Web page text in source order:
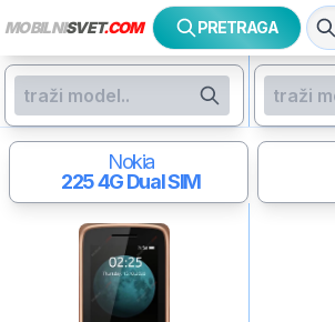
MOBILNISVET.COM PRETRAGA
Nokia
225 4GDual SIM